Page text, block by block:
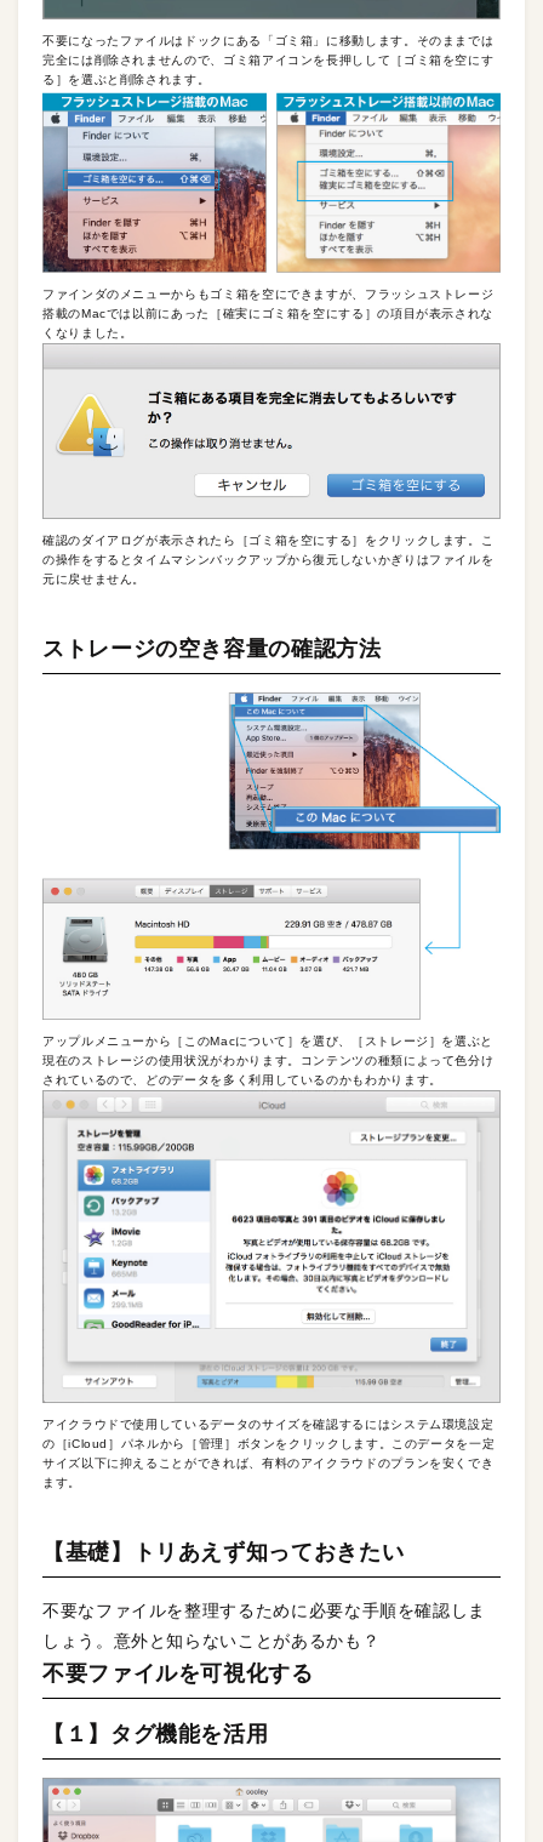
不要になったファイルはドックにある「ゴミ箱」に移動します。そのままでは
完全には削除されませんので、ゴミ箱アイコンを長押しして［ゴミ箱を空にす
る］を選ぶと削除されます。
ファインダのメニューからもゴミ箱を空にできますが、フラッシュストレージ
搭載のMacでは以前にあった［確実にゴミ箱を空にする］の項目が表示されな
くなりました。
確認のダイアログが表示されたら［ゴミ箱を空にする］をクリックします。こ
の操作をするとタイムマシンバックアップから復元しないかぎりはファイルを
元に戻せません。
ストレージの空き容量の確認方法
アップルメニューから［このMacについて］を選び、［ストレージ］を選ぶと
現在のストレージの使用状況がわかります。コンテンツの種類によって色分け
されているので、どのデータを多く利用しているのかもわかります。
アイクラウドで使用しているデータのサイズを確認するにはシステム環境設定
の［iCloud］パネルから［管理］ボタンをクリックします。このデータを一定
サイズ以下に抑えることができれば、有料のアイクラウドのプランを安くでき
ます。
【基礎】トリあえず知っておきたい
不要なファイルを整理するために必要な手順を確認しま
しょう。意外と知らないことがあるかも？
不要ファイルを可視化する
【１】タグ機能を活用